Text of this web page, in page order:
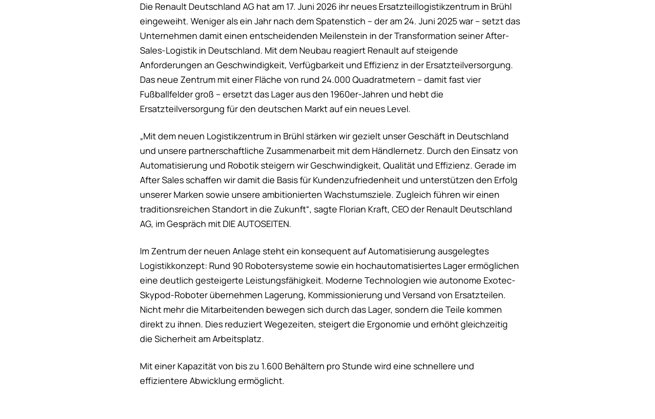
Die Renault Deutschland AG hat am 17. Juni 2026 ihr neues Ersatzteillogistikzentrum in Brühl
eingeweiht. Weniger als ein Jahr nach dem Spatenstich – der am 24. Juni 2025 war – setzt das
Unternehmen damit einen entscheidenden Meilenstein in der Transformation seiner After-
Sales-Logistik in Deutschland. Mit dem Neubau reagiert Renault auf steigende
Anforderungen an Geschwindigkeit, Verfügbarkeit und Effizienz in der Ersatzteilversorgung.
Das neue Zentrum mit einer Fläche von rund 24.000 Quadratmetern – damit fast vier
Fußballfelder groß – ersetzt das Lager aus den 1960er-Jahren und hebt die
Ersatzteilversorgung für den deutschen Markt auf ein neues Level.
„Mit dem neuen Logistikzentrum in Brühl stärken wir gezielt unser Geschäft in Deutschland
und unsere partnerschaftliche Zusammenarbeit mit dem Händlernetz. Durch den Einsatz von
Automatisierung und Robotik steigern wir Geschwindigkeit, Qualität und Effizienz. Gerade im
After Sales schaffen wir damit die Basis für Kundenzufriedenheit und unterstützen den Erfolg
unserer Marken sowie unsere ambitionierten Wachstumsziele. Zugleich führen wir einen
traditionsreichen Standort in die Zukunft“, sagte Florian Kraft, CEO der Renault Deutschland
AG, im Gespräch mit DIE AUTOSEITEN.
Im Zentrum der neuen Anlage steht ein konsequent auf Automatisierung ausgelegtes
Logistikkonzept: Rund 90 Robotersysteme sowie ein hochautomatisiertes Lager ermöglichen
eine deutlich gesteigerte Leistungsfähigkeit. Moderne Technologien wie autonome Exotec-
Skypod-Roboter übernehmen Lagerung, Kommissionierung und Versand von Ersatzteilen.
Nicht mehr die Mitarbeitenden bewegen sich durch das Lager, sondern die Teile kommen
direkt zu ihnen. Dies reduziert Wegezeiten, steigert die Ergonomie und erhöht gleichzeitig
die Sicherheit am Arbeitsplatz.
Mit einer Kapazität von bis zu 1.600 Behältern pro Stunde wird eine schnellere und
effizientere Abwicklung ermöglicht.